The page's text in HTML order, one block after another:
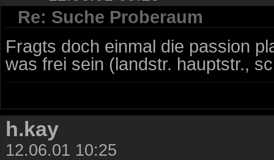
Re: Suche Proberaum
Fragts doch einmal die passion
was frei sein (landstr. hauptstr.,
h.kay
12.06.01 10:25